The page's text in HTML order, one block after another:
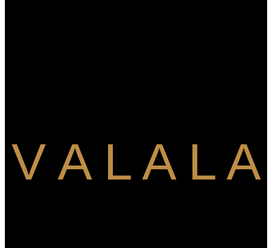
V A L A L A